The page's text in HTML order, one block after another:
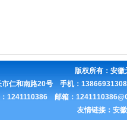
版权所有： 安徽
市仁和南路20号 手机：
：1241110386 邮箱：
友情链接： 安